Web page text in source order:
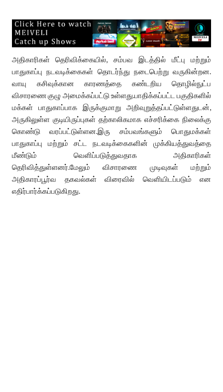
அதிகாரிகள் தெரிவிக்கையில், சம்பவ இடத்தில் மீட்பு மற்றும்
பாதுகாப்பு நடவடிக்கைகள் தொடர்ந்து நடைபெற்று வருகின்றன.
வாயு கசிவுக்கான காரணத்தை கண்டறிய தொழில்நுட்ப
விசாரணை குழு அமைக்கப்பட்டு உள்ளது.பாதிக்கப்பட்ட பகுதிகளில்
மக்கள் பாதுகாப்பாக இருக்குமாறு அறிவுறுத்தப்பட்டுள்ளதுடன்,
அருகிலுள்ள குடியிருப்புகள் தற்காலிகமாக எச்சரிக்கை நிலைக்கு
கொண்டு வரப்பட்டுள்ளன.இரு சம்பவங்களும் பொதுமக்கள்
பாதுகாப்பு மற்றும் சட்ட நடவடிக்கைகளின் முக்கியத்துவத்தை
மீண்டும் வெளிப்படுத்துவதாக அதிகாரிகள்
தெரிவித்துள்ளனர்.மேலும் விசாரணை முடிவுகள் மற்றும்
அதிகாரப்பூர்வ தகவல்கள் விரைவில் வெளியிடப்படும் என
எதிர்பார்க்கப்படுகிறது.